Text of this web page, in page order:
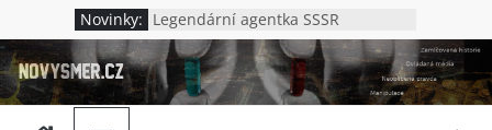
Přeskočit
na
obsah
Novinky: Legendární agentka SSSR
Jak to bylo v Oděse
Nová Chatyň – jak to bylo s
masakrem v Oděse
Lenin – německý špión?
novysmer.cz
Zamlčovaná